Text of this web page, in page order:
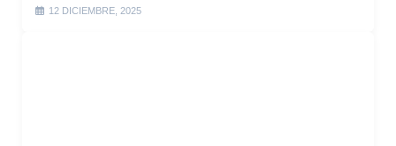
12 DICIEMBRE, 2025